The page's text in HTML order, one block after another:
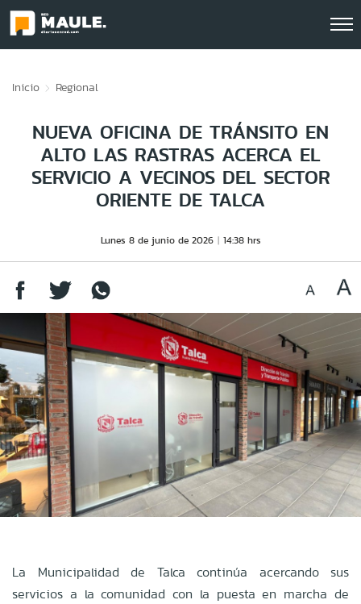
Inicio Regional
NUEVA OFICINA DE TRÁNSITO EN
ALTO LAS RASTRAS ACERCA EL
SERVICIO A VECINOS DEL SECTOR
ORIENTE DE TALCA
Lunes 8 de junio de 2026 14:38 hrs
La Municipalidad de Talca continúa acercando sus
servicios a la comunidad con la puesta en marcha de